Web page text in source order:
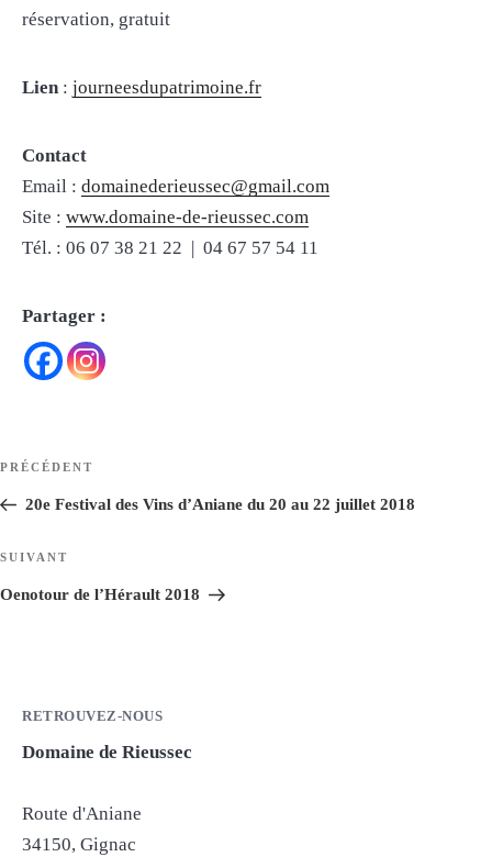
réservation, gratuit
Lien: journeesdupatrimoine.fr
Contact
Email : domainederieussec@gmail.com
Site : www.domaine-de-rieussec.com
Tél. : 06 07 38 21 22 | 04 67 57 54 11
Partager :
l’article
Article
précédent
PRÉCÉDENT
20e Festival des Vins d’Aniane du 20 au 22 juillet 2018
Article
suivant
SUIVANT
Oenotour de l’Hérault 2018
RETROUVEZ-NOUS
Domaine de Rieussec
Route d'Aniane
34150, Gignac